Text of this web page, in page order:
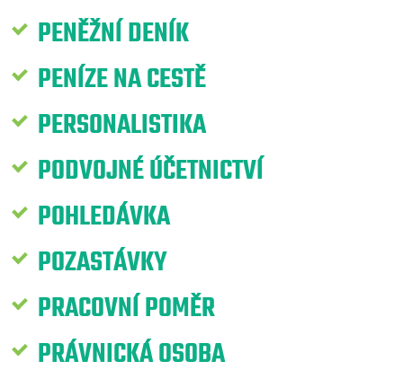
PENĚŽNÍ DENÍK
PENÍZE NA CESTĚ
PERSONALISTIKA
PODVOJNÉ ÚČETNICTVÍ
POHLEDÁVKA
POZASTÁVKY
PRACOVNÍ POMĚR
PRÁVNICKÁ OSOBA